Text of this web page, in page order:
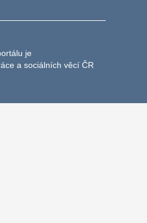
je
a sociálních věcí ČR